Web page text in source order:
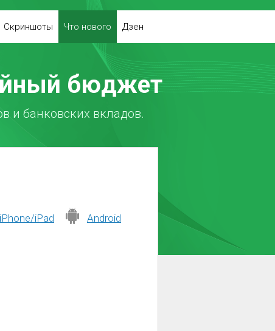
Скриншоты Что нового Дзен
бюджет
и банковских вкладов.
iPhone/iPad Android